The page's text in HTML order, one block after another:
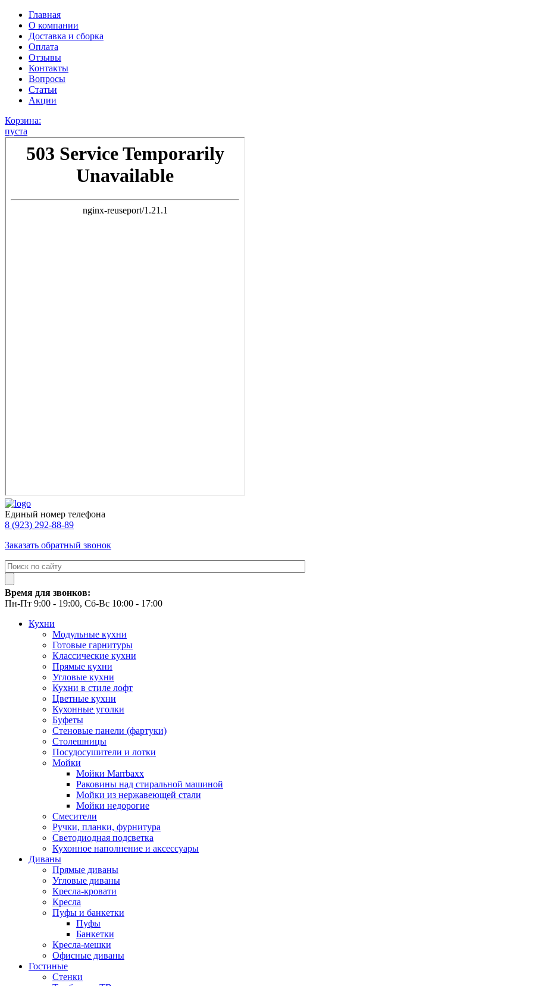
Главная
О компании
Доставка и сборка
Оплата
Отзывы
Контакты
Вопросы
Статьи
Акции
Корзина:
пуста
Единый номер телефона
8 (923) 292-88-89
Заказать обратный звонок
Время для звонков:
Пн-Пт 9:00 - 19:00, Сб-Вс 10:00 - 17:00
Кухни
Модульные кухни
Готовые гарнитуры
Классические кухни
Прямые кухни
Угловые кухни
Кухни в стиле лофт
Цветные кухни
Кухонные уголки
Буфеты
Стеновые панели (фартуки)
Столешницы
Посудосушители и лотки
Мойки
Мойки Marrbaxx
Раковины над стиральной машиной
Мойки из нержавеющей стали
Мойки недорогие
Смесители
Ручки, планки, фурнитура
Светодиодная подсветка
Кухонное наполнение и аксессуары
Диваны
Прямые диваны
Угловые диваны
Кресла-кровати
Кресла
Пуфы и банкетки
Пуфы
Банкетки
Кресла-мешки
Офисные диваны
Гостиные
Стенки